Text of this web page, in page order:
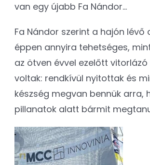
van egy újabb Fa Nándor…
Fa Nándor szerint a hajón lévő
éppen annyira tehetséges,
az ötven évvel ezelőtt
voltak: rendkívül nyitottak és
készség megvan bennük arra,
pillanatok alatt bármit